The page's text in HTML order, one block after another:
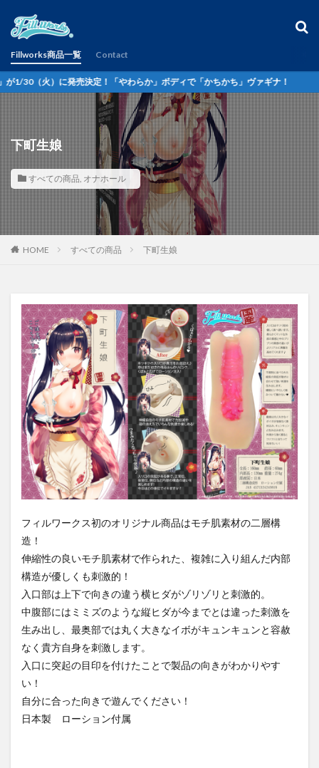
Fillworks商品一覧 Contact
売決定！「やわらか」ボディで「かちかち」ヴァギナ！
下町生娘
すべての商品, オナホール
HOME すべての商品 下町生娘
フィルワークス初のオリジナル商品はモチ肌素材の二層構
造！
伸縮性の良いモチ肌素材で作られた、複雑に入り組んだ内部
構造が優しくも刺激的！
入口部は上下で向きの違う横ヒダがゾリゾリと刺激的。
中腹部にはミミズのような縦ヒダが今までとは違った刺激を
生み出し、最奥部では丸く大きなイボがキュンキュンと容赦
なく貴方自身を刺激します。
入口に突起の目印を付けたことで製品の向きがわかりやす
い！
自分に合った向きで遊んでください！
日本製 ローション付属
カテゴリー
タグ
Fillworks2.0 moko tokoシリーズ
naclotion
オナホール
思春期女子の体臭ローション
洗い不要ローション
検索